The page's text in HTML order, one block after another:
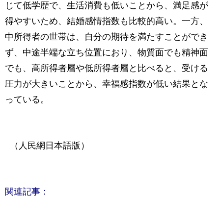
じて低学歴で、生活消費も低いことから、満足感が
得やすいため、結婚感情指数も比較的高い。一方、
中所得者の世帯は、自分の期待を満たすことができ
ず、中途半端な立ち位置におり、物質面でも精神面
でも、高所得者層や低所得者層と比べると、受ける
圧力が大きいことから、幸福感指数が低い結果とな
っている。
（人民網日本語版）
関連記事：